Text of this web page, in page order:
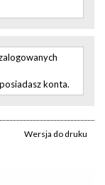
konta.
Wersja do druku